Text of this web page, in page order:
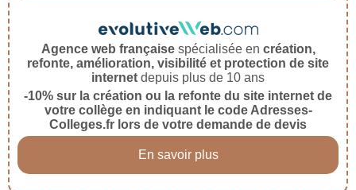
Agence web françaisespécialisée en création,
refonte, amélioration, visibilité et protection de site
internet depuis plus de 10 ans
-10% sur la création ou la refonte du site internet de
votre collège en indiquant le code Adresses-
Colleges.fr lors de votre demande de devis
En savoir plus